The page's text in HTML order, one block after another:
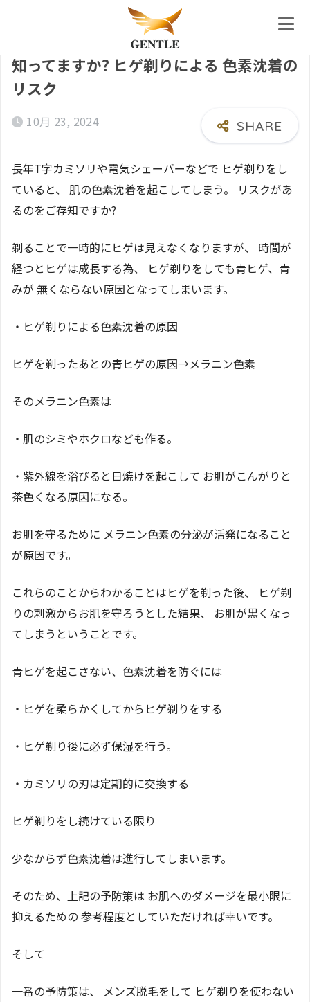
知ってますか? ヒゲ剃りによる 色素沈着の
リスク
10月 23, 2024
長年T字カミソリや電気シェーバーなどで ヒゲ剃りをし
ていると、 肌の色素沈着を起こしてしまう。 リスクがあ
るのをご存知ですか?
剃ることで一時的にヒゲは見えなくなりますが、 時間が
経つとヒゲは成長する為、 ヒゲ剃りをしても青ヒゲ、青
みが 無くならない原因となってしまいます。
・ヒゲ剃りによる色素沈着の原因
ヒゲを剃ったあとの青ヒゲの原因→メラニン色素
そのメラニン色素は
・肌のシミやホクロなども作る。
・紫外線を浴びると日焼けを起こして お肌がこんがりと
茶色くなる原因になる。
お肌を守るために メラニン色素の分泌が活発になること
が原因です。
これらのことからわかることはヒゲを剃った後、 ヒゲ剃
りの刺激からお肌を守ろうとした結果、 お肌が黒くなっ
てしまうということです。
青ヒゲを起こさない、色素沈着を防ぐには
・ヒゲを柔らかくしてからヒゲ剃りをする
・ヒゲ剃り後に必ず保湿を行う。
・カミソリの刃は定期的に交換する
ヒゲ剃りをし続けている限り
少なからず色素沈着は進行してしまいます。
そのため、上記の予防策は お肌へのダメージを最小限に
抑えるための 参考程度としていただければ幸いです。
そして
一番の予防策は、 メンズ脱毛をして ヒゲ剃りを使わない